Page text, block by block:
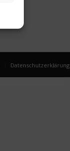
Datenschutzerklärung